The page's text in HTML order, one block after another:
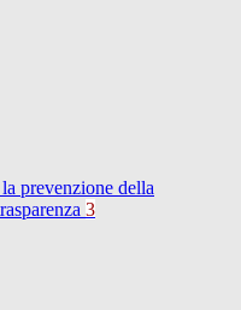
prevenzione della
3